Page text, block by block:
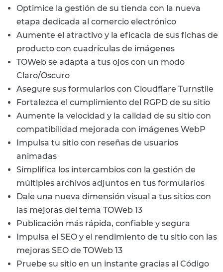
Optimice la gestión de su tienda con la nueva
etapa dedicada al comercio electrónico
Aumente el atractivo y la eficacia de sus fichas de
producto con cuadrículas de imágenes
TOWeb se adapta a tus ojos con un modo
Claro/Oscuro
Asegure sus formularios con Cloudflare Turnstile
Fortalezca el cumplimiento del RGPD de su sitio
Aumente la velocidad y la calidad de su sitio con
compatibilidad mejorada con imágenes WebP
Impulsa tu sitio con reseñas de usuarios
animadas
Simplifica los intercambios con la gestión de
múltiples archivos adjuntos en tus formularios
Dale una nueva dimensión visual a tus sitios con
las mejoras del tema TOWeb 13
Publicación más rápida, confiable y segura
Impulsa el SEO y el rendimiento de tu sitio con las
mejoras SEO de TOWeb 13
Pruebe su sitio en un instante gracias al Código